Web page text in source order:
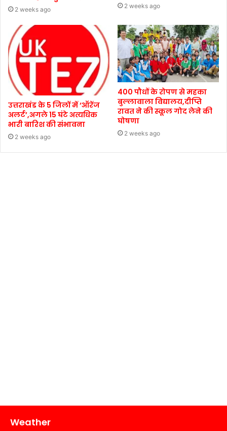
2 weeks ago 2 weeks ago
उत्तराखंड के 5 जिलों में ‘ऑरेंज
अलर्ट’,अगले 15 घंटे अत्यधिक
भारी बारिश की संभावना
2 weeks ago
400 पौधों के रोपण से महका
बुल्लावाला विद्यालय,दीप्ति
रावत ने की स्कूल गोद लेने की
घोषणा
2 weeks ago
Weather